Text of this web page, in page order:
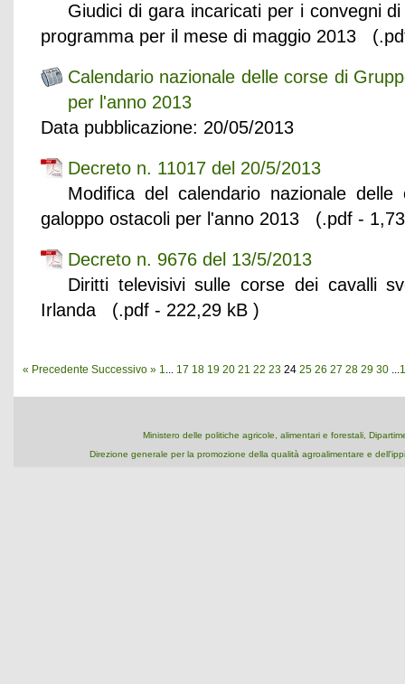
Giudici di gara incaricati per i convegni
programma per il mese di maggio 2013
Calendario nazionale delle corse di
per l'anno 2013
Data pubblicazione: 20/05/2013
Decreto n. 11017 del 20/5/2013
Modifica del calendario nazionale
galoppo ostacoli per l'anno 2013 (.pdf -
Decreto n. 9676 del 13/5/2013
Diritti televisivi sulle corse dei cavalli
Irlanda (.pdf - 222,29 kB )
« Precedente Successivo » 1... 17 18 19 20 21 22 23 24 25 26 27 28 29 30 ...
Ministero delle politiche agricole, alimentari e forestali,
Direzione generale per la promozione della qualità agroalimentare e